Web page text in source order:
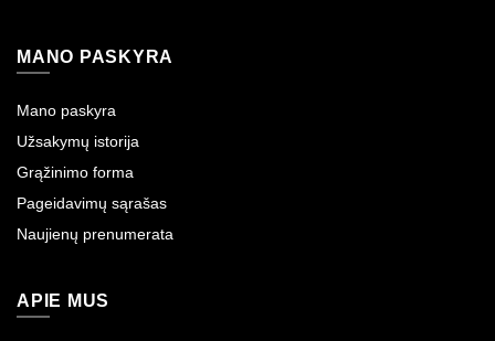
MANO PASKYRA
Mano paskyra
Užsakymų istorija
Grąžinimo forma
Pageidavimų sąrašas
Naujienų prenumerata
APIE MUS